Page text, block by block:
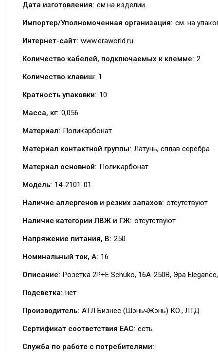
Дата изготовления: см.на изделии
Импортер/Уполномоченная организация: см. на
Интернет-сайт: www.eraworld.ru
Количество кабелей, подключаемых к клемме: 2
Количество клавиш: 1
Кратность упаковки: 10
Масса, кг: 0,056
Материал: Поликарбонат
Материал контактной группы: Латунь, сплав серебра
Материал основной: Поликарбонат
Модель: 14-2101-01
Наличие аллергенов и резких запахов: отсутствуют
Наличие категории ЛВЖ и ГЖ: отсутствуют
Напряжение питания, В: 250
Номинальный ток, А: 16
Описание: Розетка 2P+E Schuko, 16А-250В, Эра
Подсветка: нет
Производитель: АТЛ Бизнес (ШэньчЖэнь) КО., ЛТД
Сертификат соответствия EAC: есть
Служба по работе с потребителями: